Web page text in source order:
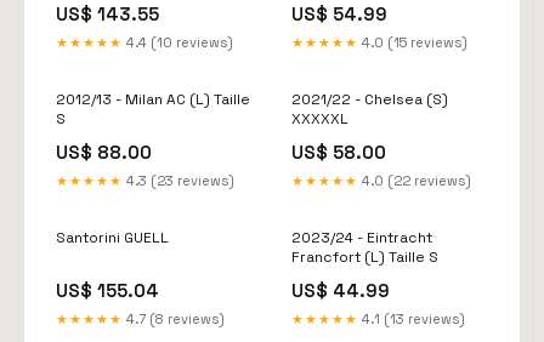
US$ 143.55
★★★★★ 4.4 (10 reviews)
US$ 54.99
★★★★★ 4.0 (15 reviews)
2012/13 - Milan AC (L) Taille
S
US$ 88.00
★★★★★ 4.3 (23 reviews)
2021/22 - Chelsea (S)
XXXXXL
US$ 58.00
★★★★★ 4.0 (22 reviews)
Santorini GUELL
US$ 155.04
★★★★★ 4.7 (8 reviews)
2023/24 - Eintracht
Francfort (L) Taille S
US$ 44.99
★★★★★ 4.1 (13 reviews)